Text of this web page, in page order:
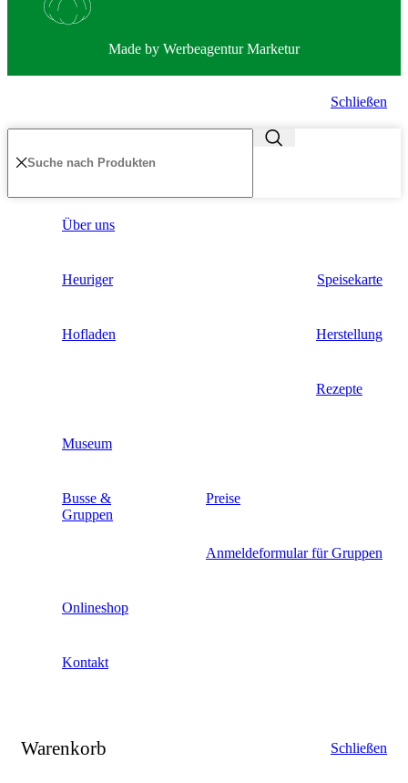
Made by Werbeagentur Marketur
Schließen
Über uns
Heuriger Speisekarte
Hofladen Herstellung
Rezepte
Museum
Busse &
Gruppen
Preise
Anmeldeformular für Gruppen
Onlineshop
Kontakt
Warenkorb Schließen